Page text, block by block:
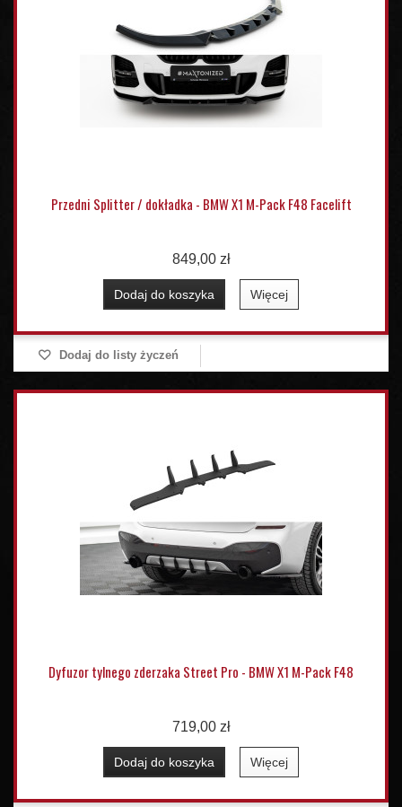
Przedni Splitter / dokładka - BMW X1 M-Pack F48 Facelift
849,00 zł
Dodaj do koszyka Więcej
Dodaj do listy życzeń
Dyfuzor tylnego zderzaka Street Pro - BMW X1 M-Pack F48
719,00 zł
Dodaj do koszyka Więcej